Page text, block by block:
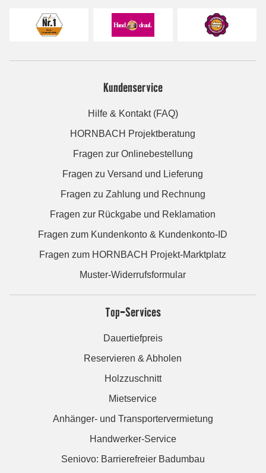
Kundenservice
Hilfe & Kontakt (FAQ)
HORNBACH Projektberatung
Fragen zur Onlinebestellung
Fragen zu Versand und Lieferung
Fragen zu Zahlung und Rechnung
Fragen zur Rückgabe und Reklamation
Fragen zum Kundenkonto & Kundenkonto-ID
Fragen zum HORNBACH Projekt-Marktplatz
Muster-Widerrufsformular
Top-Services
Dauertiefpreis
Reservieren & Abholen
Holzzuschnitt
Mietservice
Anhänger- und Transportervermietung
Handwerker-Service
Seniovo: Barrierefreier Badumbau